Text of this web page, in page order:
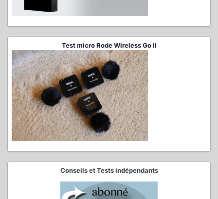
Test micro Rode Wireless Go II
Conseils et Tests indépendants